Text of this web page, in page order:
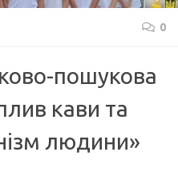
0
пошукова
кави та
людини»